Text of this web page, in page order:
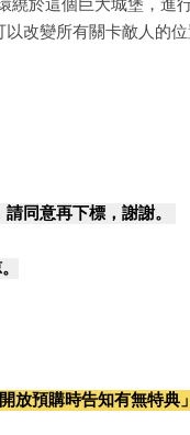
改變所有關卡敵人的
同意再下標，謝謝。
放預購時告知有無特典